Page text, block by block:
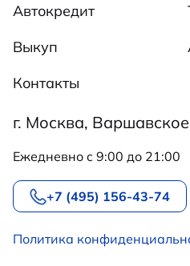
г. Москва,
Ежедневно c 9:00 до 21:00
+7 (495) 156-43-74
Автокредит
Выкуп
Контакты
Политика